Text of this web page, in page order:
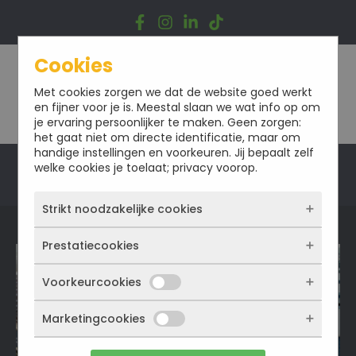
Offerte
Cookies
Met cookies zorgen we dat de website goed werkt
en fijner voor je is. Meestal slaan we wat info op om
je ervaring persoonlijker te maken. Geen zorgen:
het gaat niet om directe identificatie, maar om
handige instellingen en voorkeuren. Jij bepaalt zelf
welke cookies je toelaat; privacy voorop.
Strikt noodzakelijke cookies
Deze cookies zorgen ervoor dat de website
überhaupt werkt. Ze zijn dus altijd actief en
kunnen niet worden uitgezet. Meestal worden
ze alleen geplaatst als jij iets doet, zoals
inloggen, een formulier invullen of je
privacyvoorkeuren opslaan. Je kunt je browser
zo instellen dat hij deze cookies blokkeert of je
Prestatiecookies
Met deze cookies zien we hoe vaak onze site
bezocht wordt, waar bezoekers vandaan
komen en welke pagina’s populair zijn. Zo
kunnen we de website blijven verbeteren.
Alles wat we meten is anoniem, we weten dus
Voorkeurcookies
Deze cookies onthouden jouw voorkeuren.
Bijvoorbeeld taalkeuze of ingevulde gegevens.
Marketingcookies